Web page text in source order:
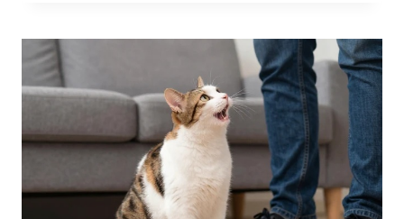
KATZEN